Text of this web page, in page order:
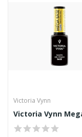
Victoria Vynn